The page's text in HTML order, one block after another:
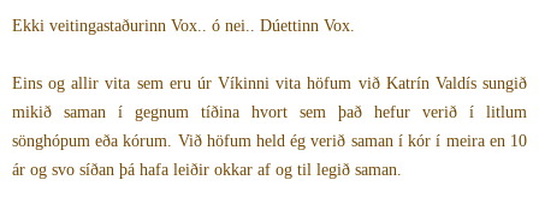
Ekki veitingastaðurinn Vox.. ó nei.. Dúettinn Vox.
Eins og allir vita sem eru úr Víkinni vita höfum við Katrín Valdís sungið
mikið saman í gegnum tíðina hvort sem það hefur verið í litlum
sönghópum eða kórum. Við höfum held ég verið saman í kór í meira en 10
ár og svo síðan þá hafa leiðir okkar af og til legið saman.